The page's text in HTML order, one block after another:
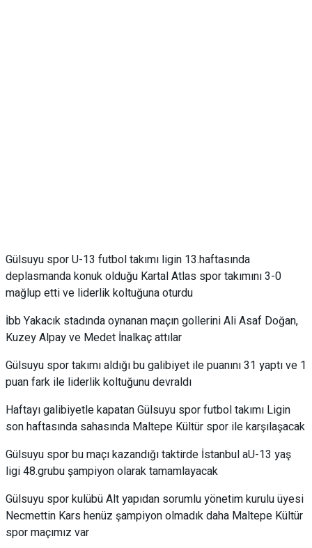
Gülsuyu spor U-13 futbol takımı ligin 13.haftasında
deplasmanda konuk olduğu Kartal Atlas spor takımını 3-0
mağlup etti ve liderlik koltuğuna oturdu
İbb Yakacık stadında oynanan maçın gollerini Ali Asaf Doğan,
Kuzey Alpay ve Medet İnalkaç attılar
Gülsuyu spor takımı aldığı bu galibiyet ile puanını 31 yaptı ve 1
puan fark ile liderlik koltuğunu devraldı
Haftayı galibiyetle kapatan Gülsuyu spor futbol takımı Ligin
son haftasında sahasında Maltepe Kültür spor ile karşılaşacak
Gülsuyu spor bu maçı kazandığı taktirde İstanbul aU-13 yaş
ligi 48.grubu şampiyon olarak tamamlayacak
Gülsuyu spor kulübü Alt yapıdan sorumlu yönetim kurulu üyesi
Necmettin Kars henüz şampiyon olmadık daha Maltepe Kültür
spor maçımız var